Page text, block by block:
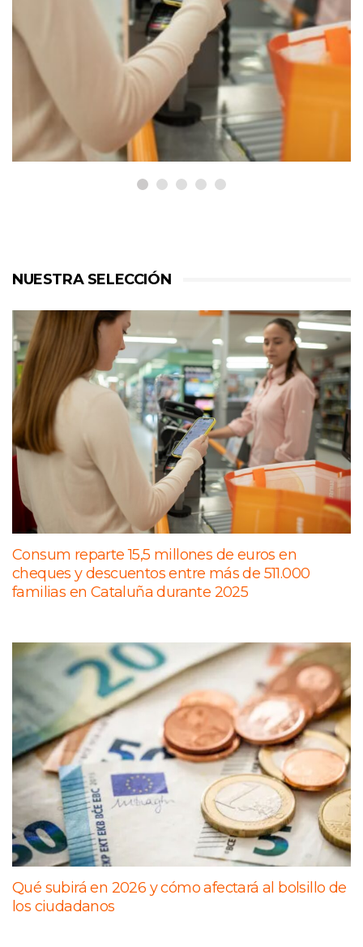
ACTUALIDAD
Consum reparte 15,5 millones de
euros en cheques y descuentos
entre más de 511.000 familias
en Cataluña durante 2025
NUESTRA SELECCIÓN
Consum reparte 15,5 millones de euros en
cheques y descuentos entre más de 511.000
familias en Cataluña durante 2025
Qué subirá en 2026 y cómo afectará al bolsillo de
los ciudadanos